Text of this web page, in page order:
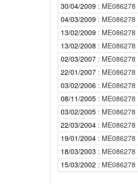
30/04/2009 : ME086278
04/03/2009 : ME086278
13/02/2009 : ME086278
13/02/2008 : ME086278
02/03/2007 : ME086278
22/01/2007 : ME086278
03/02/2006 : ME086278
08/11/2005 : ME086278
03/02/2005 : ME086278
22/03/2004 : ME086278
19/01/2004 : ME086278
18/03/2003 : ME086278
15/03/2002 : ME086278